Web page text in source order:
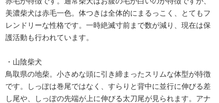
美濃柴犬は赤毛一色。体つきは全体的にまるっこく、とてもフ
レンドリーな性格です。一時絶滅寸前まで数が減り、現在は保
護活動も行われています。
・山陰柴犬
鳥取県の地柴。小さめな頭に引き締まったスリムな体型が特徴
です。しっぽは巻尾ではなく、すらりと背中に並行に伸びる差
し尾や、しっぽの先端が上に伸びる太刀尾が見られます。アナ